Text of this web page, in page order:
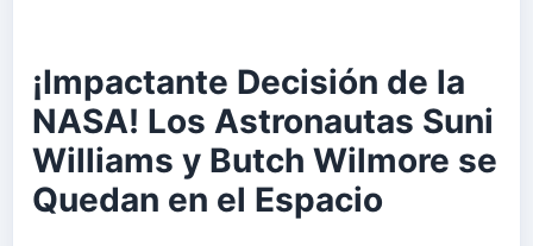
¡Impactante Decisión de la
NASA! Los Astronautas Suni
Williams y Butch Wilmore se
Quedan en el Espacio